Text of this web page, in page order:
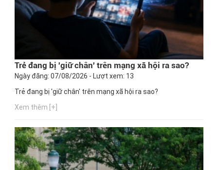
Trẻ đang bị 'giữ chân' trên mạng xã hội ra sao?
Ngày đăng: 07/08/2026 - Lượt xem: 13
Trẻ đang bị 'giữ chân' trên mạng xã hội ra sao?
Xem thêm [+]